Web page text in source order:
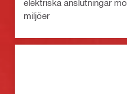
elektriska anslutningar
miljöer